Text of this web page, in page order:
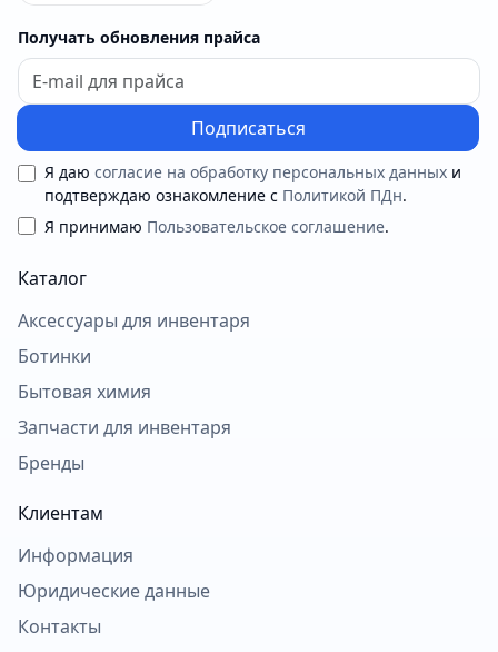
Получать обновления прайса
Подписаться
Я даю согласие на обработку персональных данных и
подтверждаю ознакомление с Политикой ПДн.
Я принимаю Пользовательское соглашение.
Каталог
Аксессуары для инвентаря
Ботинки
Бытовая химия
Запчасти для инвентаря
Бренды
Клиентам
Информация
Юридические данные
Контакты